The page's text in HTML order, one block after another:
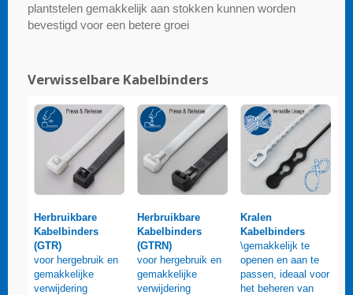
plantstelen gemakkelijk aan stokken kunnen worden
bevestigd voor een betere groei
Verwisselbare Kabelbinders
Herbruikbare
Kabelbinders
(GTR)
voor hergebruik en
gemakkelijke
verwijdering
Herbruikbare
Kabelbinders
(GTRN)
voor hergebruik en
gemakkelijke
verwijdering
Kralen
Kabelbinders
\gemakkelijk te
openen en aan te
passen, ideaal voor
het beheren van